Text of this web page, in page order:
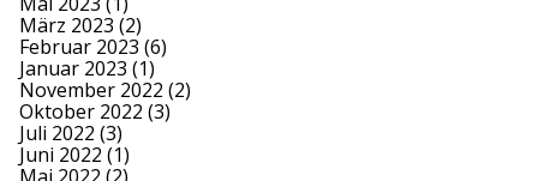
März 2023 (2)
Februar 2023 (6)
Januar 2023 (1)
November 2022 (2)
Oktober 2022 (3)
Juli 2022 (3)
Juni 2022 (1)